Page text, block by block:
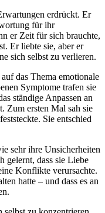
erdrückt. Er
für ihr
er Zeit für sich brauchte,
Er liebte sie, aber er
sich selbst zu verlieren.
das Thema emotionale
Symptome trafen sie
ständige Anpassen an
Zum ersten Mal sah sie
Sie entschied
sehr ihre Unsicherheiten
gelernt, dass sie Liebe
Konflikte verursachte.
hatte – und dass es an